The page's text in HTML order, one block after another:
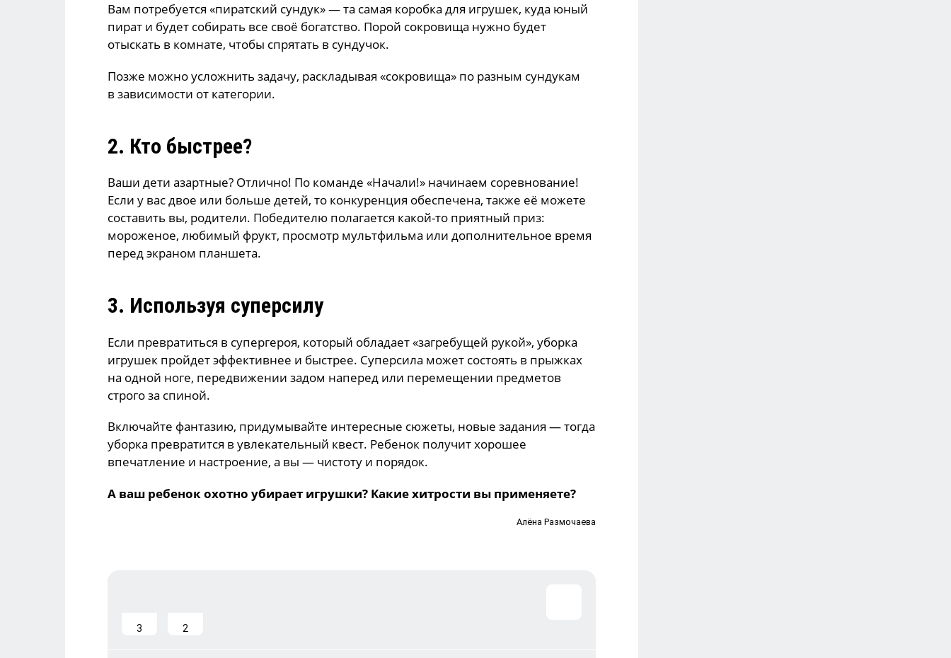
Вам потребуется «пиратский сундук» — та самая коробка для игрушек, куда юный
пират и будет собирать все своё богатство. Порой сокровища нужно будет
отыскать в комнате, чтобы спрятать в сундучок.
Позже можно усложнить задачу, раскладывая «сокровища» по разным сундукам
в зависимости от категории.
2. Кто быстрее?
Ваши дети азартные? Отлично! По команде «Начали!» начинаем соревнование!
Если у вас двое или больше детей, то конкуренция обеспечена, также её можете
составить вы, родители. Победителю полагается какой-то приятный приз:
мороженое, любимый фрукт, просмотр мультфильма или дополнительное время
перед экраном планшета.
3. Используя суперсилу
Если превратиться в супергероя, который обладает «загребущей рукой», уборка
игрушек пройдет эффективнее и быстрее. Суперсила может состоять в прыжках
на одной ноге, передвижении задом наперед или перемещении предметов
строго за спиной.
Включайте фантазию, придумывайте интересные сюжеты, новые задания — тогда
уборка превратится в увлекательный квест. Ребенок получит хорошее
впечатление и настроение, а вы — чистоту и порядок.
А ваш ребенок охотно убирает игрушки? Какие хитрости вы применяете?
Алёна Размочаева
3 2